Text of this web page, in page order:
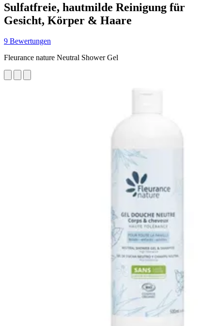
Sulfatfreie, hautmilde Reinigung für
Gesicht, Körper & Haare
9 Bewertungen
Fleurance nature Neutral Shower Gel